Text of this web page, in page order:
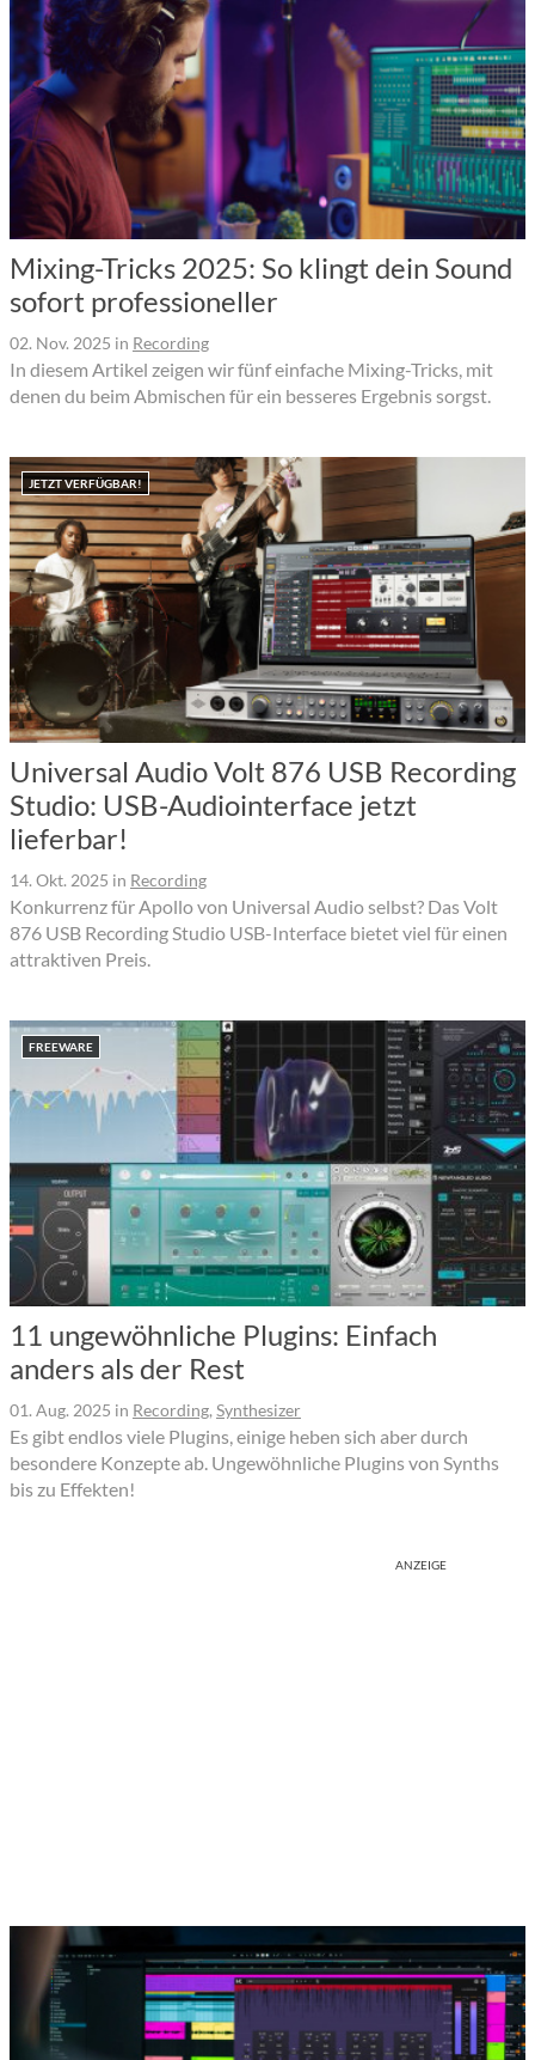
Mixing-Tricks 2025: So klingt dein Sound
sofort professioneller
02. Nov. 2025 in Recording
In diesem Artikel zeigen wir fünf einfache Mixing-Tricks, mit
denen du beim Abmischen für ein besseres Ergebnis sorgst.
JETZT VERFÜGBAR!
Universal Audio Volt 876 USB Recording
Studio: USB-Audiointerface jetzt
lieferbar!
14. Okt. 2025 in Recording
Konkurrenz für Apollo von Universal Audio selbst? Das Volt
876 USB Recording Studio USB-Interface bietet viel für einen
attraktiven Preis.
FREEWARE
11 ungewöhnliche Plugins: Einfach
anders als der Rest
01. Aug. 2025 in Recording, Synthesizer
Es gibt endlos viele Plugins, einige heben sich aber durch
besondere Konzepte ab. Ungewöhnliche Plugins von Synths
bis zu Effekten!
ANZEIGE